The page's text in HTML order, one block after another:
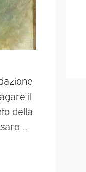
il
della
…